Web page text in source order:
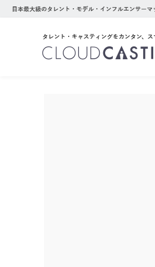
日本最大級のタレント・モデル・インフルエンサー
タレント・キャスティングをカンタン、ス